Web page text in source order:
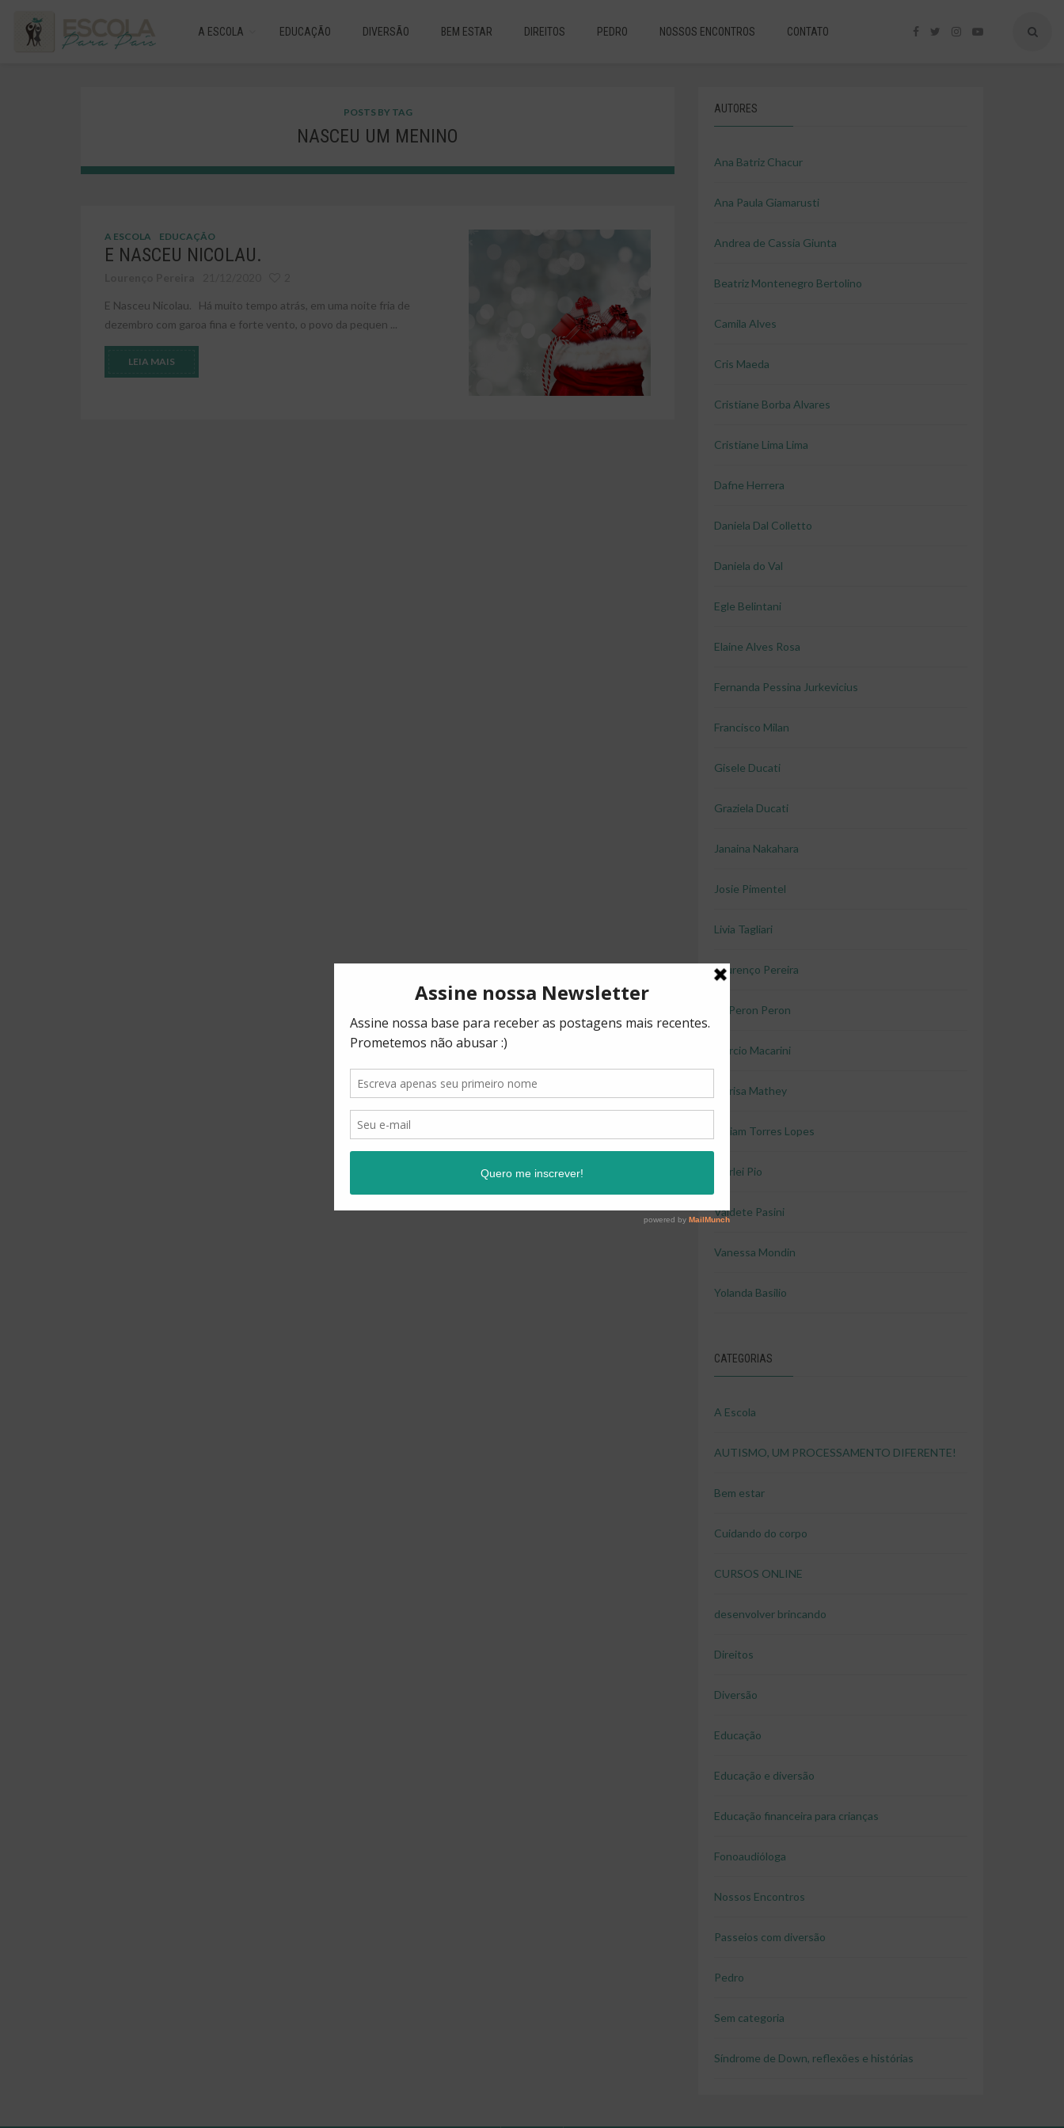
A ESCOLA EDUCAÇÃO DIVERSÃO BEM ESTAR DIREITOS PEDRO NOSSOS ENCONTROS CONTATO
POSTS BY TAG
NASCEU UM MENINO
A ESCOLA EDUCAÇÃO
E NASCEU NICOLAU.
E Nasceu Nicolau. Há muito tempo atrás, em uma noite fria de
dezembro com garoa fina e forte vento, o povo da pequen ...
LEIA MAIS
AUTORES
Ana Batriz Chacur
Ana Paula Giamarusti
Andrea de Cassia Giunta
Beatriz Montenegro Bertolino
Camila Alves
Cris Maeda
Cristiane Borba Alvares
Cristiane Lima Lima
Dafne Herrera
Daniela Dal Colletto
Daniela do Val
Egle Belintani
Elaine Alves Rosa
Fernanda Pessina Jurkevicius
Francisco Milan
Gisele Ducati
Graziela Ducati
Janaina Nakahara
Josie Pimentel
Livia Tagliari
Lourenço Pereira
Lu Peron Peron
Marcio Macarini
Marisa Mathey
Miriam Torres Lopes
Shirlei Pio
Valdete Pasini
Vanessa Mondin
Yolanda Basilio
CATEGORIAS
A Escola
AUTISMO, UM PROCESSAMENTO DIFERENTE!
Bem estar
Cuidando do corpo
CURSOS ONLINE
desenvolver brincando
Direitos
Diversão
Educação
Educação e diversão
Educação financeira para crianças
Fonoaudióloga
Nossos Encontros
Passeios com diversão
Pedro
Sem categoria
Síndrome de Down, reflexões e histórias